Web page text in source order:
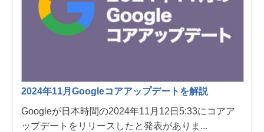
2024年11月Googleコアアップデートを解説
Googleが日本時間の2024年11月12日5:33にコアア
ップデートをリリースしたと発表がありま...